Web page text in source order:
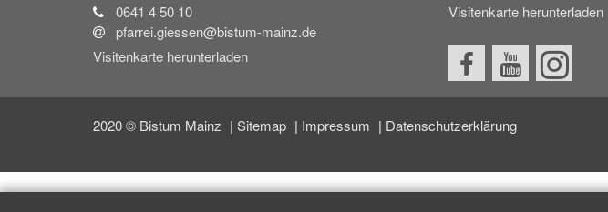
0641 4 50 10
pfarrei.giessen@bistum-mainz.de
Visitenkarte herunterladen
Visitenkarte herunterladen
2020 © Bistum Mainz Sitemap Impressum Datenschutzerklärung